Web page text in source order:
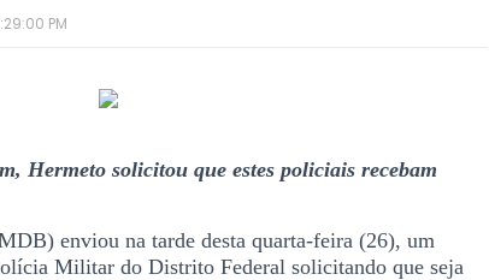
PM
Hermeto solicitou que estes policiais recebam
enviou na tarde desta quarta-feira (26), um
Militar do Distrito Federal solicitando que seja